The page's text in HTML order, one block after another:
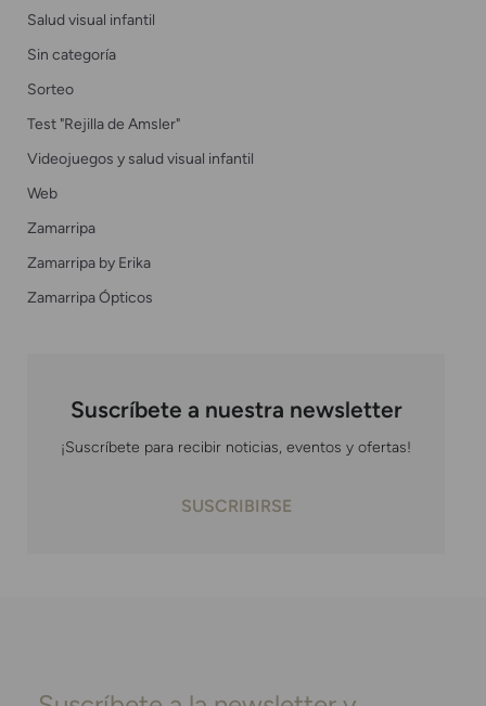
Salud visual infantil
Sin categoría
Sorteo
Test "Rejilla de Amsler"
Videojuegos y salud visual infantil
Web
Zamarripa
Zamarripa by Erika
Zamarripa Ópticos
Suscríbete a nuestra newsletter
¡Suscríbete para recibir noticias, eventos y ofertas!
SUSCRIBIRSE